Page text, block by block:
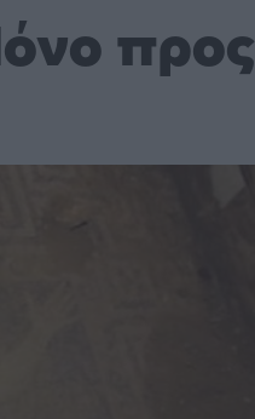
προς